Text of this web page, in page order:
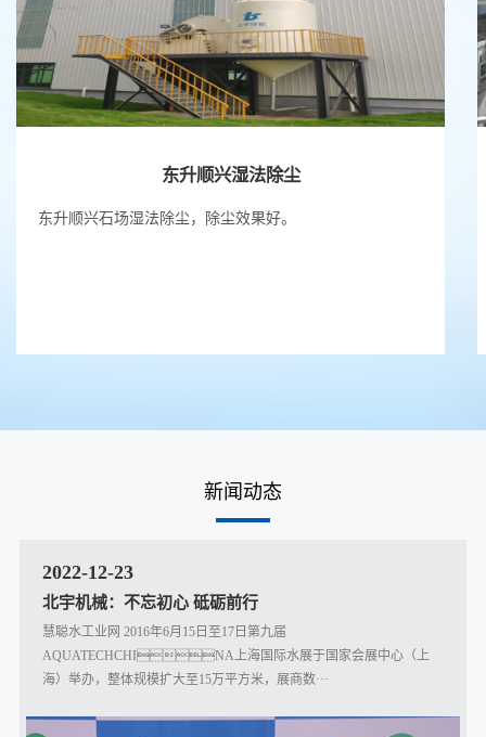
东升顺兴湿法除尘
东升顺兴石场湿法除尘，除尘效果好。
新闻动态
2022-12-23
北宇机械：不忘初心 砥砺前行
慧聪水工业网 2016年6月15日至17日第九届
AQUATECHCHINA上海国际水展于国家会展中心（上
海）举办，整体规模扩大至15万平方米，展商数···